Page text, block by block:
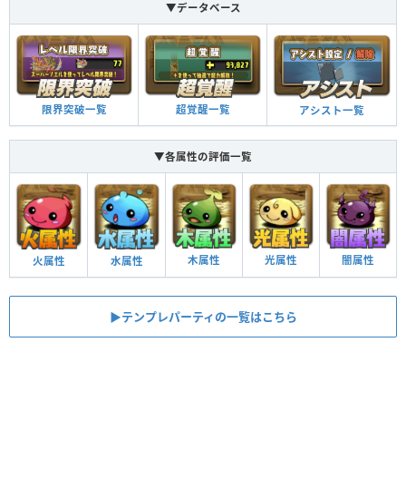
▼データベース
限界突破一覧 超覚醒一覧 アシスト一覧
▼各属性の評価一覧
火属性 水属性 木属性 光属性 闇属性
▶︎テンプレパーティの一覧はこちら